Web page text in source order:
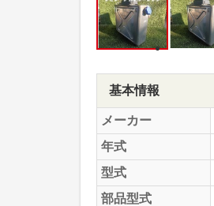
基本情報
メーカー
年式
型式
部品型式